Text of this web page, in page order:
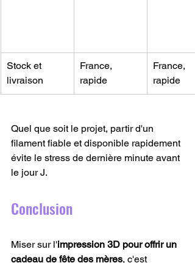
Stock et
livraison
France,
rapide
France,
rapide
Quel que soit le projet, partir d'un
filament fiable et disponible rapidement
évite le stress de dernière minute avant
le jour J.
Conclusion
Miser sur l'impression 3D pour offrir un
cadeau de fête des mères, c'est